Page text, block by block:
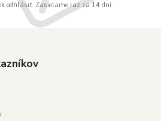
odhlásiť. Zasielame raz za 14 dní.